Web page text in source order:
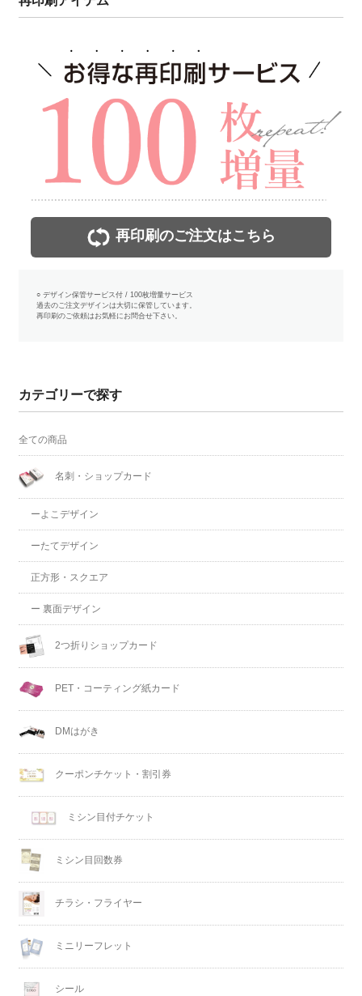
再印刷のご注文はこちら
○ デザイン保管サービス付 / 100枚増量サービス
過去のご注文デザインは大切に保管しています。
再印刷のご依頼はお気軽にお問合せ下さい。
カテゴリーで探す
全ての商品
名刺・ショップカード
ーよこデザイン
ーたてデザイン
正方形・スクエア
ー 裏面デザイン
2つ折りショップカード
PET・コーティング紙カード
DMはがき
クーポンチケット・割引券
ミシン目付チケット
ミシン目回数券
チラシ・フライヤー
ミニリーフレット
シール